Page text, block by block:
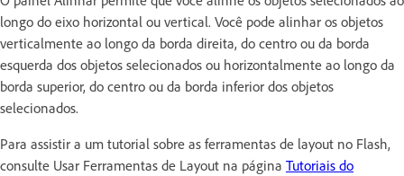
longo do eixo horizontal ou vertical. Você pode alinhar os objetos
verticalmente ao longo da borda direita, do centro ou da borda
esquerda dos objetos selecionados ou horizontalmente ao longo da
borda superior, do centro ou da borda inferior dos objetos
selecionados.
Para assistir a um tutorial sobre as ferramentas de layout no Flash,
consulte Usar Ferramentas de Layout na página Tutoriais do